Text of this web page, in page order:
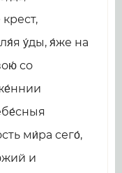
у́ды, я́же на
со
ми́ра сего́,
и